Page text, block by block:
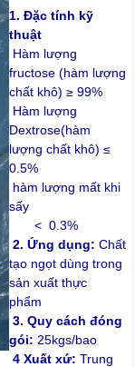
1. Đặc tính kỹ
thuật
Hàm lượng
fructose (hàm lượng
chất khô) ≥ 99%
Hàm lượng
Dextrose(hàm
lượng chất khô) ≤
0.5%
hàm lượng mất khi
sấy
< 0.3%
2. Ứng dụng: Chất
tạo ngọt dùng trong
sản xuất thực
phẩm
3. Quy cách đóng
gói: 25kgs/bao
4 Xuất xứ: Trung